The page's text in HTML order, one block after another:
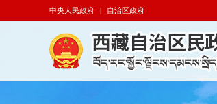
中央人民政府 | 自治区政府